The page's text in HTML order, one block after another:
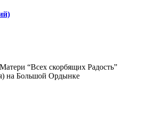
“Всех скорбящих Радость”
на Большой Ордынке